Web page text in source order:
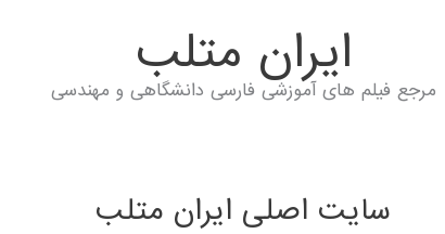
ايران متلب
مرجع فیلم های آموزشی فارسی دانشگاهی و مهندسی
سایت اصلی ایران متلب